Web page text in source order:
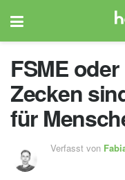
FSME
Zecken
für
Verfasst von